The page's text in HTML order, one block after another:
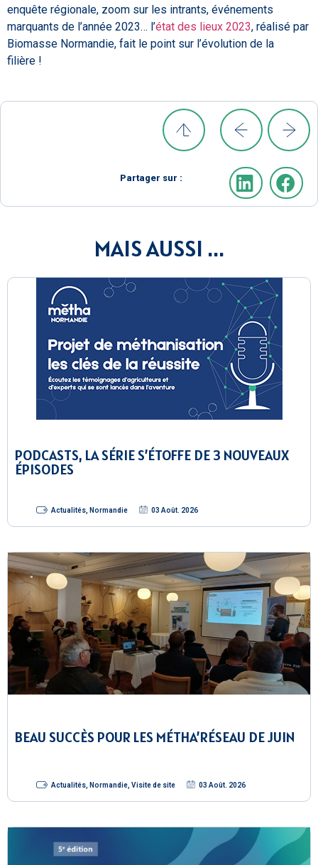
enquête régionale, zoom sur les intrants, événements
marquants de l’année 2023… l’état des lieux 2023, réalisé par
Biomasse Normandie, fait le point sur l’évolution de la
filière !
Partager sur :
MAIS AUSSI ...
PODCASTS, LA SÉRIE S’ÉTOFFE DE 3 NOUVEAUX
ÉPISODES
Actualités Normandie 03 Août. 2026
BEAU SUCCÈS POUR LES MÉTHA’RÉSEAU DE JUIN
Actualités Normandie Visite de site 03 Août. 2026